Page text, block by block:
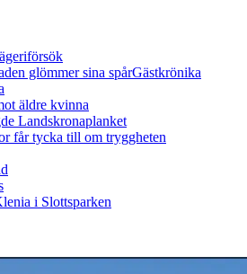
glömmer sina spårGästkrönika
äldre kvinna
Landskronaplanket
får tycka till om tryggheten
i Slottsparken